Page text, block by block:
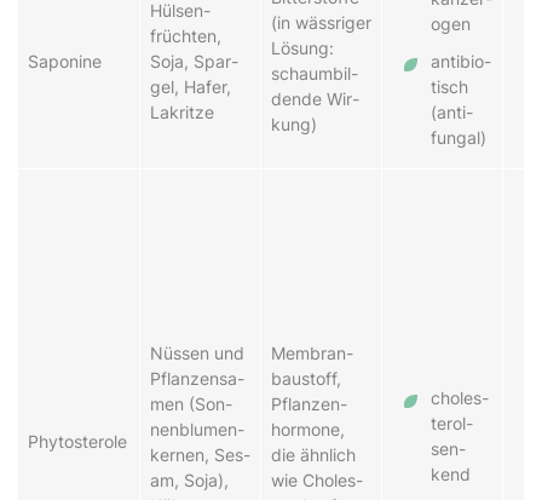
Sa­po­ni­ne
Hül­sen­
früch­ten,
So­ja, Spar­
gel, Ha­fer,
La­krit­ze
(in wäss­ri­ger
Lö­sung:
schaum­bil­
den­de Wir­
kung)
o­gen
an­ti­bi­o­
tisch
(an­ti­
fun­gal)
Phy­tos­ter­ol­e
Nüs­sen und
Pflanz­en­sa­
men (Son­
nen­blu­men­
kern­en, Ses­
am, So­ja),
Mem­bran­
baus­toff,
Pflan­zen­
hor­mon­e,
die ähn­lich
wie Chol­es­
chol­es­
ter­ol­
sen­
kend